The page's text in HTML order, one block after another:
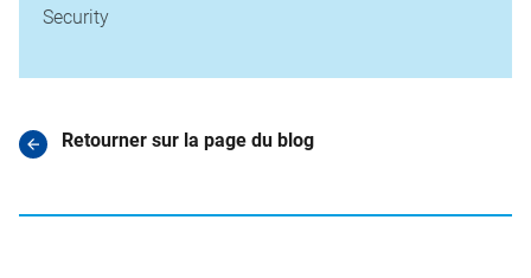
Security
Retourner sur la page du blog